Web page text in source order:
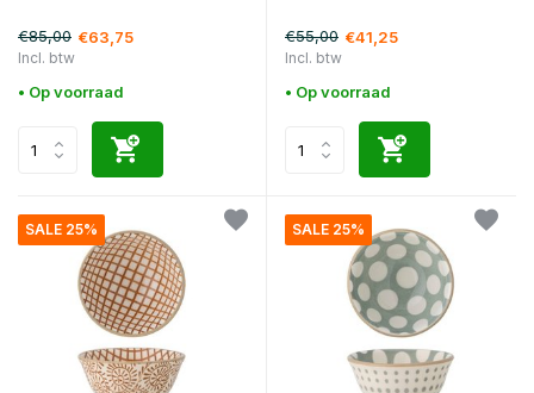
€85,00 €63,75
Incl. btw
• Op voorraad
€55,00 €41,25
Incl. btw
• Op voorraad
SALE 25% SALE 25%